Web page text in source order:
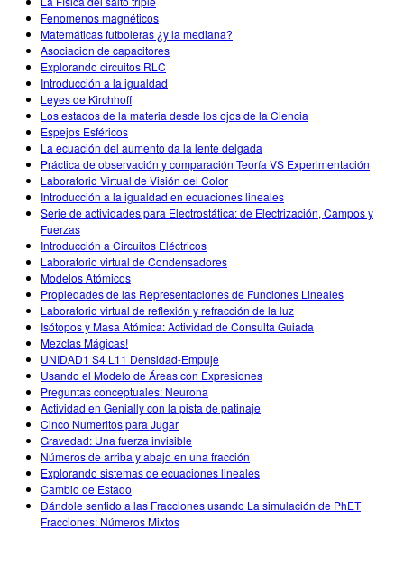
Fenomenos magnéticos
Matemáticas futboleras ¿y la mediana?
Asociacion de capacitores
Explorando circuitos RLC
Introducción a la igualdad
Leyes de Kirchhoff
Los estados de la materia desde los ojos de la Ciencia
Espejos Esféricos
La ecuación del aumento da la lente delgada
Práctica de observación y comparación Teoría VS Experimentación
Laboratorio Virtual de Visión del Color
Introducción a la igualdad en ecuaciones lineales
Serie de actividades para Electrostática: de Electrización, Campos y
Fuerzas
Introducción a Circuitos Eléctricos
Laboratorio virtual de Condensadores
Modelos Atómicos
Propiedades de las Representaciones de Funciones Lineales
Laboratorio virtual de reflexión y refracción de la luz
Isótopos y Masa Atómica: Actividad de Consulta Guiada
Mezclas Mágicas!
UNIDAD1 S4 L11 Densidad-Empuje
Usando el Modelo de Áreas con Expresiones
Preguntas conceptuales: Neurona
Actividad en Genially con la pista de patinaje
Cinco Numeritos para Jugar
Gravedad: Una fuerza invisible
Números de arriba y abajo en una fracción
Explorando sistemas de ecuaciones lineales
Cambio de Estado
Dándole sentido a las Fracciones usando La simulación de PhET
Fracciones: Números Mixtos